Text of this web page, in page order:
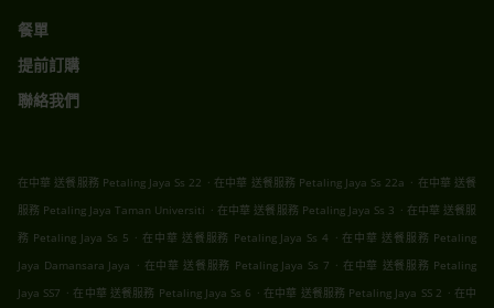
餐單
提前訂購
聯絡我們
在中華 送餐服務 Petaling Jaya Ss 22 . 在中華 送餐服務 Petaling Jaya Ss 22a . 在中華 送餐
服務 Petaling Jaya Taman Universiti . 在中華 送餐服務 Petaling Jaya Ss 3 . 在中華 送餐服
務 Petaling Jaya Ss 5 . 在中華 送餐服務 Petaling Jaya Ss 4 . 在中華 送餐服務 Petaling
Jaya Damansara Jaya . 在中華 送餐服務 Petaling Jaya Ss 7 . 在中華 送餐服務 Petaling
Jaya SS7 . 在中華 送餐服務 Petaling Jaya Ss 6 . 在中華 送餐服務 Petaling Jaya SS 2 . 在中